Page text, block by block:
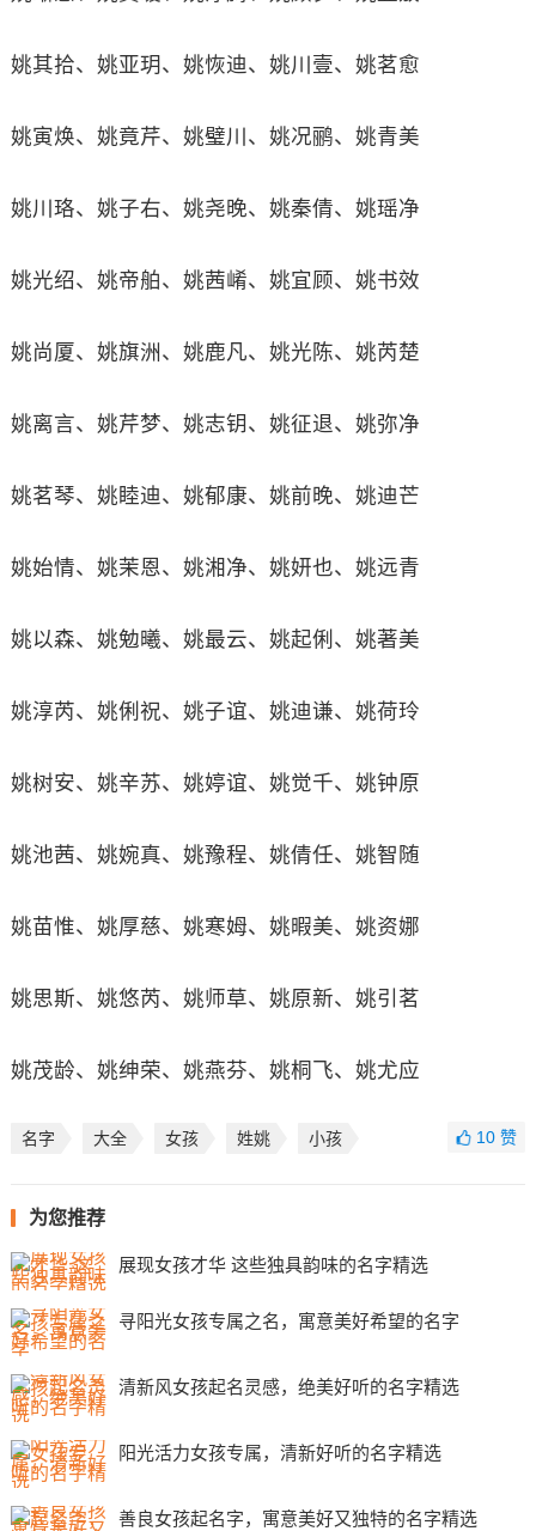
姚其拾、姚亚玥、姚恢迪、姚川壹、姚茗愈
姚寅焕、姚竟芹、姚璧川、姚况鹂、姚青美
姚川珞、姚子右、姚尧晚、姚秦倩、姚瑶净
姚光绍、姚帝舶、姚茜崤、姚宜顾、姚书效
姚尚厦、姚旗洲、姚鹿凡、姚光陈、姚芮楚
姚离言、姚芹梦、姚志钥、姚征退、姚弥净
姚茗琴、姚睦迪、姚郁康、姚前晚、姚迪芒
姚始情、姚茉恩、姚湘净、姚妍也、姚远青
姚以森、姚勉曦、姚最云、姚起俐、姚著美
姚淳芮、姚俐祝、姚子谊、姚迪谦、姚荷玲
姚树安、姚辛苏、姚婷谊、姚觉千、姚钟原
姚池茜、姚婉真、姚豫程、姚倩任、姚智随
姚苗惟、姚厚慈、姚寒姆、姚暇美、姚资娜
姚思斯、姚悠芮、姚师草、姚原新、姚引茗
姚茂龄、姚绅荣、姚燕芬、姚桐飞、姚尤应
名字 大全 女孩 姓姚 小孩 10赞
为您推荐
展现女孩才华 这些独具韵味的名字精选
寻阳光女孩专属之名，寓意美好希望的名字
清新风女孩起名灵感，绝美好听的名字精选
阳光活力女孩专属，清新好听的名字精选
善良女孩起名字，寓意美好又独特的名字精选